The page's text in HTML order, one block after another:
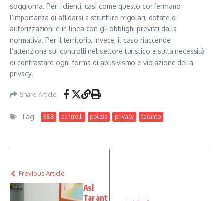
soggiorna. Per i clienti, casi come questo confermano
l’importanza di affidarsi a strutture regolari, dotate di
autorizzazioni e in linea con gli obblighi previsti dalla
normativa. Per il territorio, invece, il caso riaccende
l’attenzione sui controlli nel settore turistico e sulla necessità
di contrastare ogni forma di abusivismo e violazione della
privacy.
Share Article
Tag: B&B controlli polizia privacy taranto
Previous Article
Asl
Tarant